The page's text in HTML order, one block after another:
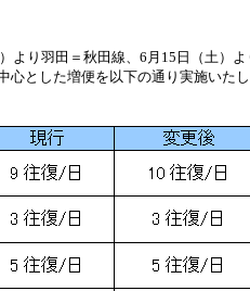
り羽田＝秋田線、6月15日（土）
心とした増便を以下の通り実施いた